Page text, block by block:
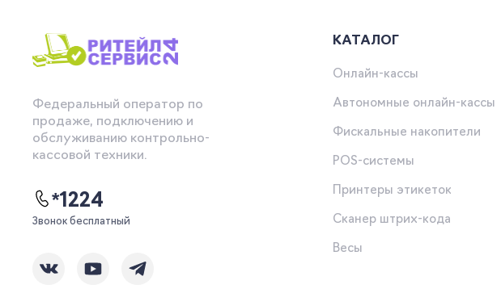
Федеральный оператор по
продаже, подключению и
обслуживанию контрольно-
кассовой техники.
*1224
Звонок бесплатный
КАТАЛОГ
Онлайн-кассы
Автономные онлайн-кассы
Фискальные накопители
POS-системы
Принтеры этикеток
Сканер штрих-кода
Весы